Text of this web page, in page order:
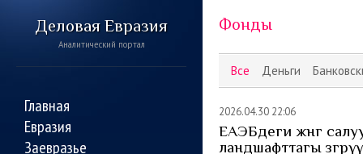
Деловая Евразия
Аналитический портал
Главная
Евразия
Заевразье
Все Деньги
Фонды
2026.04.30 22:06
ЕАЭБдеги жөнгө
ландшафттагы